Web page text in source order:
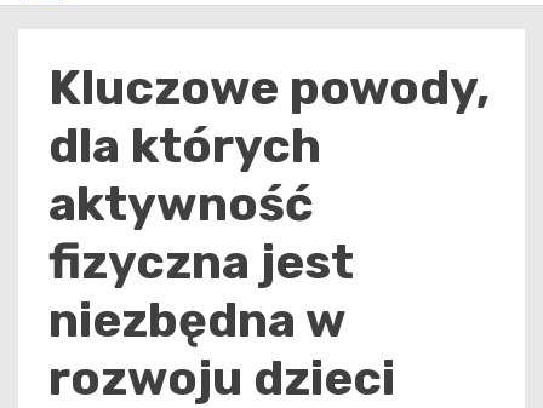
Kluczowe powody,
dla których
aktywność
fizyczna jest
niezbędna w
rozwoju dzieci